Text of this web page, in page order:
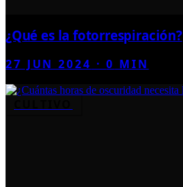
¿Qué es la fotorrespiración?
27 JUN 2024 ·0 MIN